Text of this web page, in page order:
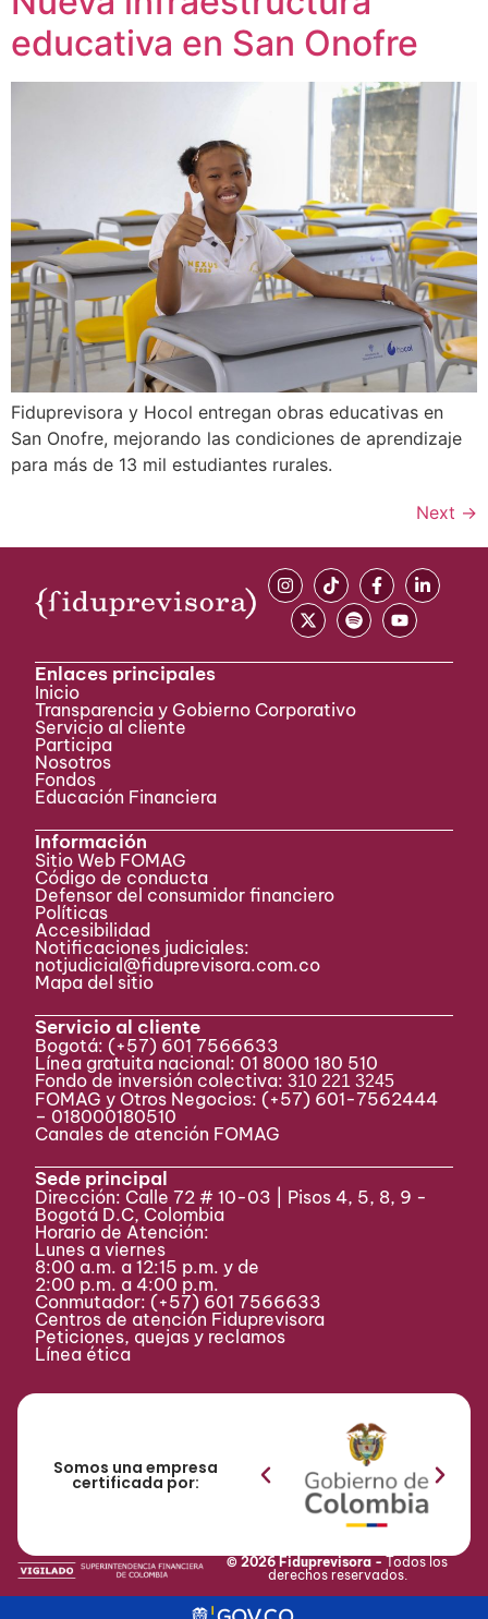
educativa en San Onofre
Fiduprevisora y Hocol entregan obras educativas en
San Onofre, mejorando las condiciones de aprendizaje
para más de 13 mil estudiantes rurales.
Next →
Enlaces principales
Inicio
Transparencia y Gobierno Corporativo
Servicio al cliente
Participa ​
Nosotros
Fondos
Educación Financiera
Información
Sitio Web FOMAG
Código de conducta
Defensor del consumidor financiero
Políticas
Accesibilidad
Notificaciones judiciales:
notjudicial@fiduprevisora.com.co
Mapa del sitio
Servicio al cliente
Bogotá: (+57) 601 7566633
Línea gratuita nacional: 01 8000 180 510
Fondo de inversión colectiva:310 221 3245
FOMAG y Otros Negocios: (+57) 601-7562444
– 018000180510
Canales de atención FOMAG
Sede principal
Dirección: Calle 72 # 10-03 | Pisos 4, 5, 8, 9 -
Bogotá D.C, Colombia
Horario de Atención:
Lunes a viernes
8:00 a.m. a 12:15 p.m. y de
2:00 p.m. a 4:00 p.m.
Conmutador: (+57) 601 7566633
Centros de atención Fiduprevisora
Peticiones, quejas y reclamos
Línea ética
Somos una empresa
certificada por:
© 2026 Fiduprevisora -Todos los
derechos reservados.